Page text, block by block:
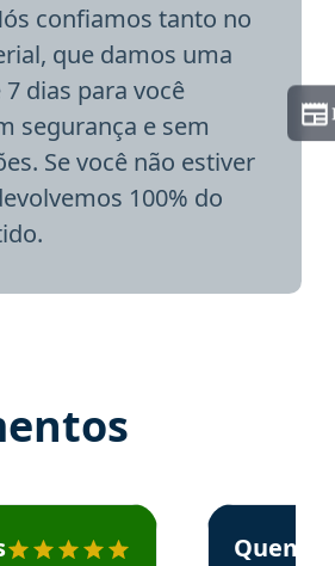
confiamos tanto no
que damos uma
dias para você
segurança e sem
Se você não estiver
100% do
o Aprova Concursos em
Estudante
Quem